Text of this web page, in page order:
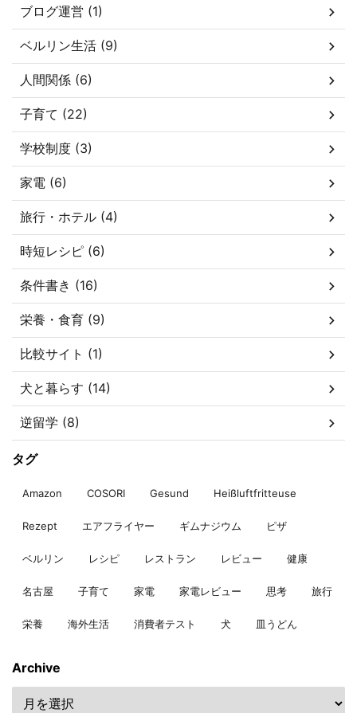
ブログ運営 (1)
ベルリン生活 (9)
人間関係 (6)
子育て (22)
学校制度 (3)
家電 (6)
旅行・ホテル (4)
時短レシピ (6)
条件書き (16)
栄養・食育 (9)
比較サイト (1)
犬と暮らす (14)
逆留学 (8)
タグ
Amazon COSORI Gesund Heißluftfritteuse
Rezept エアフライヤー ギムナジウム ピザ
ベルリン レシピ レストラン レビュー 健康
名古屋 子育て 家電 家電レビュー 思考 旅行
栄養 海外生活 消費者テスト 犬 皿うどん
Archive